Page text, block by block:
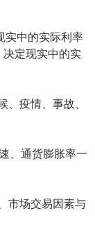
实中的实际利率
定现实中的实
疫情、事故、
、通货膨胀率一
市场交易因素与